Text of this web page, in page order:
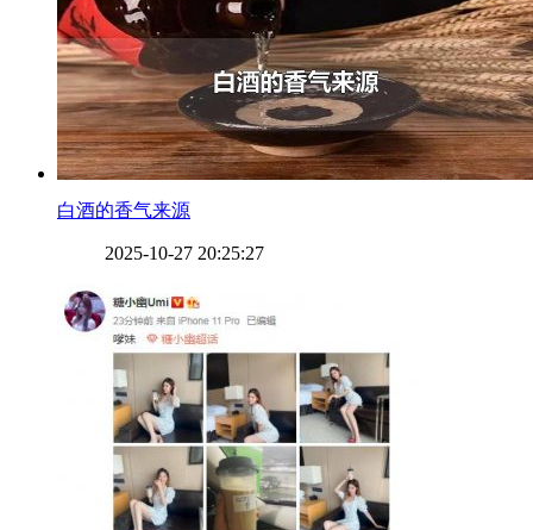
​白酒的香气来源
2025-10-27 20:25:27